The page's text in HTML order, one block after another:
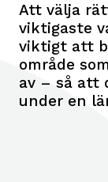
Att välja
viktigaste
viktigt att
område
av – så att
under en